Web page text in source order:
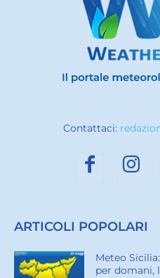
Contattaci:
ARTICOLI POPOLARI
Meteo
per domani,